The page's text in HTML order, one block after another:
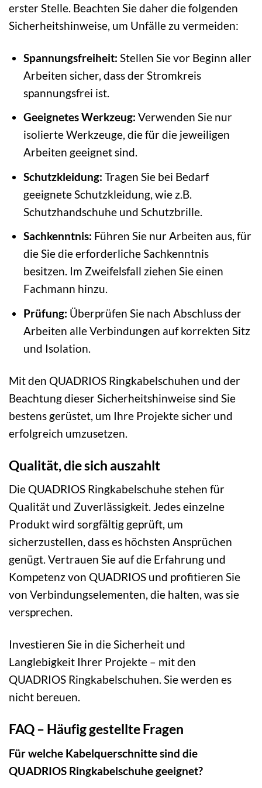
erster Stelle. Beachten Sie daher die folgenden
Sicherheitshinweise, um Unfälle zu vermeiden:
Spannungsfreiheit: Stellen Sie vor Beginn aller
Arbeiten sicher, dass der Stromkreis
spannungsfrei ist.
Geeignetes Werkzeug: Verwenden Sie nur
isolierte Werkzeuge, die für die jeweiligen
Arbeiten geeignet sind.
Schutzkleidung: Tragen Sie bei Bedarf
geeignete Schutzkleidung, wie z.B.
Schutzhandschuhe und Schutzbrille.
Sachkenntnis: Führen Sie nur Arbeiten aus, für
die Sie die erforderliche Sachkenntnis
besitzen. Im Zweifelsfall ziehen Sie einen
Fachmann hinzu.
Prüfung: Überprüfen Sie nach Abschluss der
Arbeiten alle Verbindungen auf korrekten Sitz
und Isolation.
Mit den QUADRIOS Ringkabelschuhen und der
Beachtung dieser Sicherheitshinweise sind Sie
bestens gerüstet, um Ihre Projekte sicher und
erfolgreich umzusetzen.
Qualität, die sich auszahlt
Die QUADRIOS Ringkabelschuhe stehen für
Qualität und Zuverlässigkeit. Jedes einzelne
Produkt wird sorgfältig geprüft, um
sicherzustellen, dass es höchsten Ansprüchen
genügt. Vertrauen Sie auf die Erfahrung und
Kompetenz von QUADRIOS und profitieren Sie
von Verbindungselementen, die halten, was sie
versprechen.
Investieren Sie in die Sicherheit und
Langlebigkeit Ihrer Projekte – mit den
QUADRIOS Ringkabelschuhen. Sie werden es
nicht bereuen.
FAQ – Häufig gestellte Fragen
Für welche Kabelquerschnitte sind die
QUADRIOS Ringkabelschuhe geeignet?